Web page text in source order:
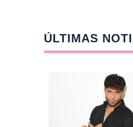
ÚLTIMAS